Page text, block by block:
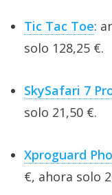
Tic Tac Toe:
solo 128,25 €.
SkySafari 7
solo 21,50 €.
Xproguard
€, ahora solo